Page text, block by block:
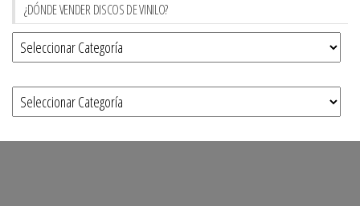
¿DÓNDE VENDER DISCOS DE VINILO?